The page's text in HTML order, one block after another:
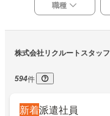
職種
株式会社リクルートスタッ
594件
新着派遣社員